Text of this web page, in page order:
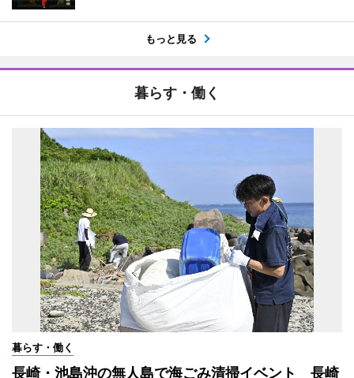
もっと見る
暮らす・働く
暮らす・働く
長崎・池島沖の無人島で海ごみ清掃イベント 長崎